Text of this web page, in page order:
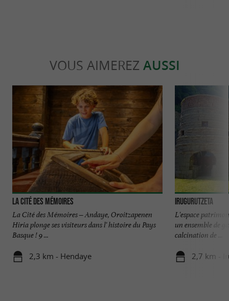
VOUS AIMEREZ AUSSI
La cité des mémoires
La Cité des Mémoires – Andaye, Oroitzapenen
Hiria plonge ses visiteurs dans l' histoire du Pays
Basque ! 9 ...
2,3 km - Hendaye
Irugurutzeta
L'espace
un ensemble de
calcination de ...
2,7 km -